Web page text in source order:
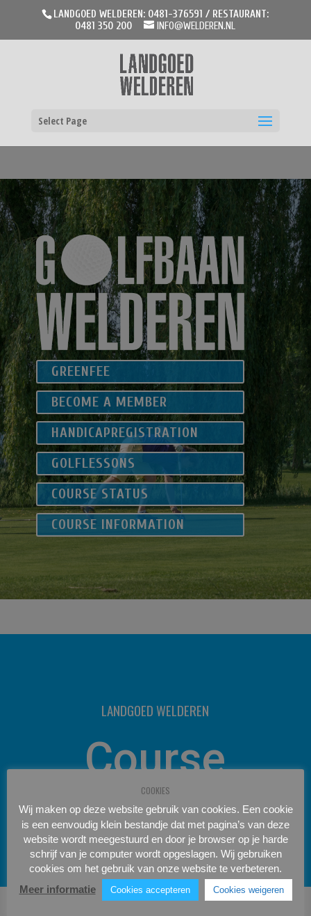
LANDGOED WELDEREN: 0481-376591 / RESTAURANT:
0481 350 200
INFO@WELDEREN.NL
Select Page
GREENFEE
BECOME A MEMBER
HANDICAPREGISTRATION
GOLFLESSONS
COURSE STATUS
COURSE INFORMATION
LANDGOED WELDEREN
Course
information
COOKIES
Wij maken op deze website gebruik van cookies. Een cookie
is een eenvoudig klein bestandje dat met pagina’s van deze
website wordt meegestuurd en door je browser op je harde
schrijf van je computer wordt opgeslagen. Wij gebruiken
cookies om het gebruik van onze website te verbeteren.
Meer informatie
Cookies accepteren Cookies weigeren